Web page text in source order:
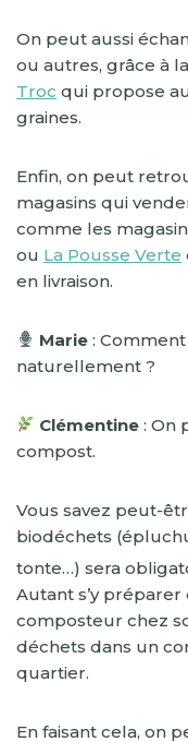
On peut aussi
ou autres, grâce à
Troc qui propose
graines.
Enfin, on peut
magasins qui
comme les
ou La Pousse Verte
en livraison.
Marie:
naturellement ?
Clémentine : On
compost.
Vous savez peut-
biodéchets
tonte…) sera
Autant s’y
composteur chez
déchets dans un
quartier.
En faisant cela, on